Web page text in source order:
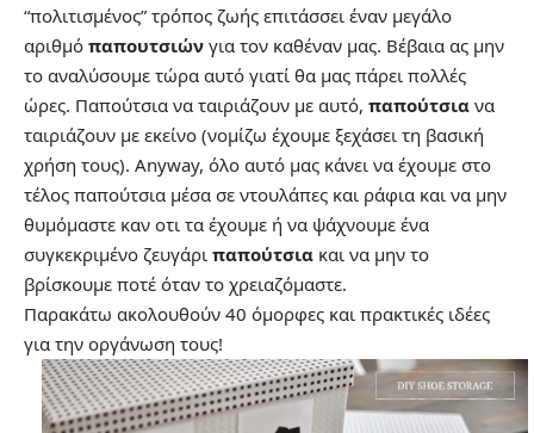
“πολιτισμένος” τρόπος ζωής επιτάσσει έναν μεγάλο
αριθμό παπουτσιών για τον καθέναν μας. Βέβαια ας μην
το αναλύσουμε τώρα αυτό γιατί θα μας πάρει πολλές
ώρες. Παπούτσια να ταιριάζουν με αυτό, παπούτσια να
ταιριάζουν με εκείνο (νομίζω έχουμε ξεχάσει τη βασική
χρήση τους). Anyway, όλο αυτό μας κάνει να έχουμε στο
τέλος παπούτσια μέσα σε ντουλάπες και ράφια και να μην
θυμόμαστε καν οτι τα έχουμε ή να ψάχνουμε ένα
συγκεκριμένο ζευγάρι παπούτσια και να μην το
βρίσκουμε ποτέ όταν το χρειαζόμαστε.
Παρακάτω ακολουθούν 40 όμορφες και πρακτικές ιδέες
για την οργάνωση τους!